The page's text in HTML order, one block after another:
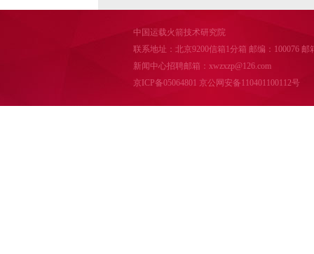
中国运载火箭技术研究院
联系地址：北京9200信箱1分箱 邮编：100076 邮
新闻中心招聘邮箱：xwzxzp@126.com
京ICP备05064801 京公网安备110401100112号